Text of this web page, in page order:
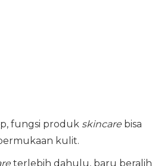
fungsi produk skincarebisa
kulit.
terlebih dahulu, baru beralih